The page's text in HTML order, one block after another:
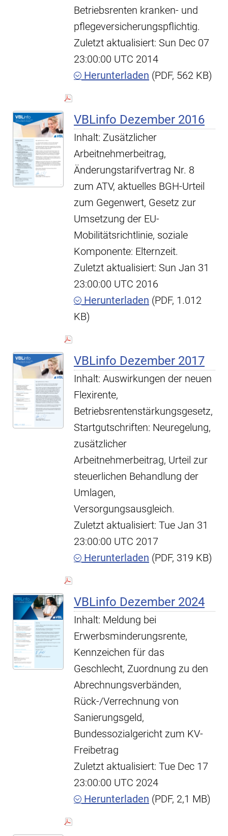
Betriebsrenten kranken- und
pflegeversicherungspflichtig.
Zuletzt aktualisiert: Sun Dec 07
23:00:00 UTC 2014
Herunterladen (PDF, 562 KB)
VBLinfo Dezember 2016
Inhalt: Zusätzlicher
Arbeitnehmerbeitrag,
Änderungstarifvertrag Nr. 8
zum ATV, aktuelles BGH-Urteil
zum Gegenwert, Gesetz zur
Umsetzung der EU-
Mobilitätsrichtlinie, soziale
Komponente: Elternzeit.
Zuletzt aktualisiert: Sun Jan 31
23:00:00 UTC 2016
Herunterladen (PDF, 1.012
KB)
VBLinfo Dezember 2017
Inhalt: Auswirkungen der neuen
Flexirente,
Betriebsrentenstärkungsgesetz,
Startgutschriften: Neuregelung,
zusätzlicher
Arbeitnehmerbeitrag, Urteil zur
steuerlichen Behandlung der
Umlagen,
Versorgungsausgleich.
Zuletzt aktualisiert: Tue Jan 31
23:00:00 UTC 2017
Herunterladen (PDF, 319 KB)
VBLinfo Dezember 2024
Inhalt: Meldung bei
Erwerbsminderungsrente,
Kennzeichen für das
Geschlecht, Zuordnung zu den
Abrechnungsverbänden,
Rück-/Verrechnung von
Sanierungsgeld,
Bundessozialgericht zum KV-
Freibetrag
Zuletzt aktualisiert: Tue Dec 17
23:00:00 UTC 2024
Herunterladen (PDF, 2,1 MB)